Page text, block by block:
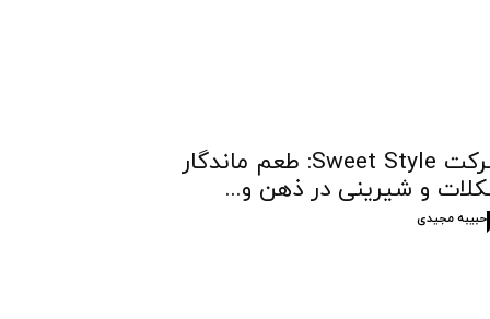
شرکت Sweet Style: طعم ماندگار
و شیرینی در ذهن و...
حبیبه مجیدی